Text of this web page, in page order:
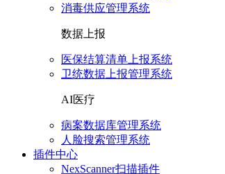
消毒供应管理系统
数据上报
医保结算清单上报系统
卫统数据上报管理系统
AI医疗
病案数据库管理系统
人脸搜索管理系统
插件中心
NexScanner扫描插件